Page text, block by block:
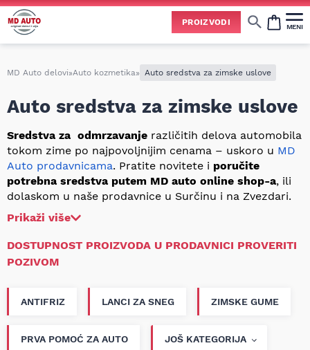
PROIZVODI MENI
MD Auto delovi»Auto kozmetika» Auto sredstva za zimske uslove
Auto sredstva za zimske uslove
Sredstva za odmrzavanje različitih delova automobila
tokom zime po najpovoljnijim cenama – uskoro u MD
Auto prodavnicama. Pratite novitete i poručite
potrebna sredstva putem MD auto online shop-a, ili
dolaskom u naše prodavnice u Surčinu i na Zvezdari.
Prikaži više
DOSTUPNOST PROIZVODA U PRODAVNICI PROVERITI
POZIVOM
ANTIFRIZ LANCI ZA SNEG ZIMSKE GUME
PRVA POMOĆ ZA AUTO JOŠ KATEGORIJA